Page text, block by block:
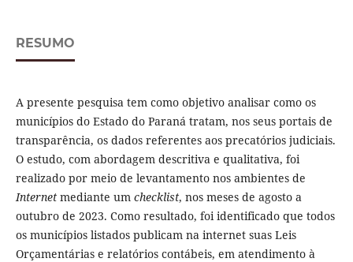
RESUMO
A presente pesquisa tem como objetivo analisar como os
municípios do Estado do Paraná tratam, nos seus portais de
transparência, os dados referentes aos precatórios judiciais.
O estudo, com abordagem descritiva e qualitativa, foi
realizado por meio de levantamento nos ambientes de
Internet mediante um checklist, nos meses de agosto a
outubro de 2023. Como resultado, foi identificado que todos
os municípios listados publicam na internet suas Leis
Orçamentárias e relatórios contábeis, em atendimento à